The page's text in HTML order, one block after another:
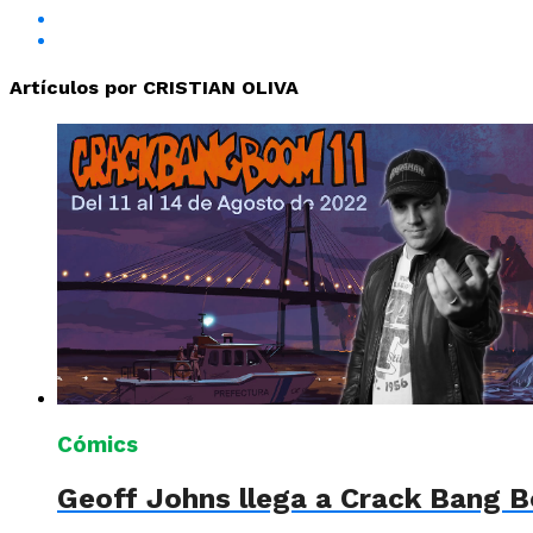
Artículos por CRISTIAN OLIVA
Cómics
Geoff Johns llega a Crack Bang